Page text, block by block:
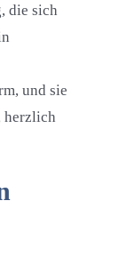
die sich
und sie
herzlich